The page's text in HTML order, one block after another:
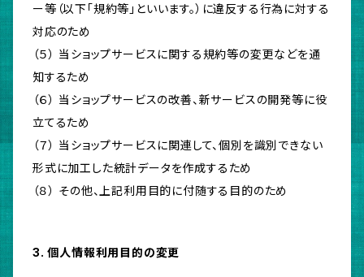
ー等（以下「規約等」といいます。）に違反する行為に対する
対応のため
（５） 当ショップサービスに関する規約等の変更などを通
知するため
（６） 当ショップサービスの改善、新サービスの開発等に役
立てるため
（７） 当ショップサービスに関連して、個別を識別できない
形式に加工した統計データを作成するため
（８） その他、上記利用目的に付随する目的のため
3. 個人情報利用目的の変更